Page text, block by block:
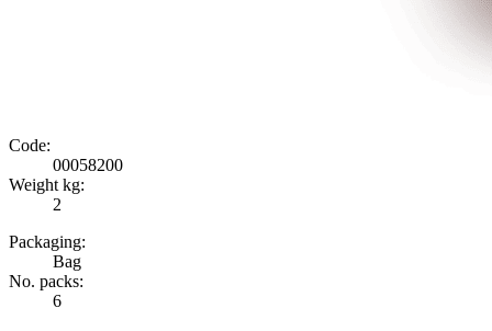
Code:
00058200
Weight kg:
2
Packaging:
Bag
No. packs:
6